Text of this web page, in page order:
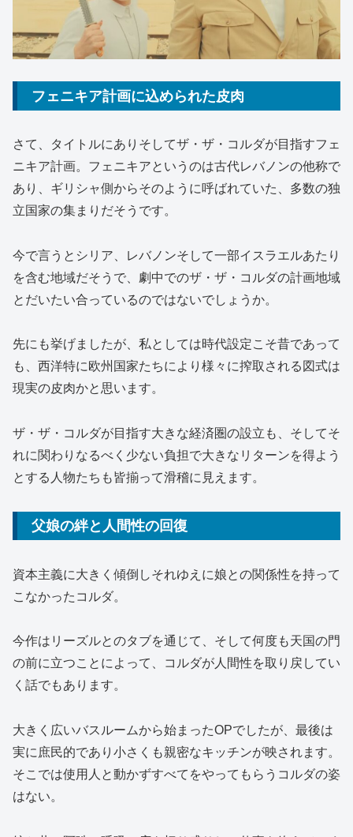
フェニキア計画に込められた皮肉
さて、タイトルにありそしてザ・ザ・コルダが目指すフェ
ニキア計画。フェニキアというのは古代レバノンの他称で
あり、ギリシャ側からそのように呼ばれていた、多数の独
立国家の集まりだそうです。
今で言うとシリア、レバノンそして一部イスラエルあたり
を含む地域だそうで、劇中でのザ・ザ・コルダの計画地域
とだいたい合っているのではないでしょうか。
先にも挙げましたが、私としては時代設定こそ昔であって
も、西洋特に欧州国家たちにより様々に搾取される図式は
現実の皮肉かと思います。
ザ・ザ・コルダが目指す大きな経済圏の設立も、そしてそ
れに関わりなるべく少ない負担で大きなリターンを得よう
とする人物たちも皆揃って滑稽に見えます。
父娘の絆と人間性の回復
資本主義に大きく傾倒しそれゆえに娘との関係性を持って
こなかったコルダ。
今作はリーズルとのタブを通じて、そして何度も天国の門
の前に立つことによって、コルダが人間性を取り戻してい
く話でもあります。
大きく広いバスルームから始まったOPでしたが、最後は
実に庶民的であり小さくも親密なキッチンが映されます。
そこでは使用人と動かずすべてをやってもらうコルダの姿
はない。